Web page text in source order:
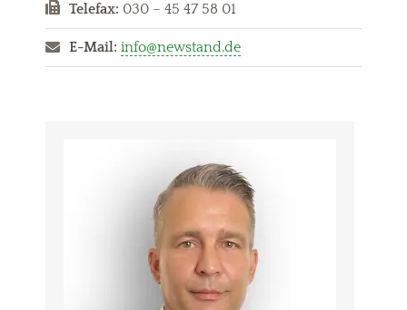
Telefax: 030 – 45 47 58 01
E-Mail: info@newstand.de